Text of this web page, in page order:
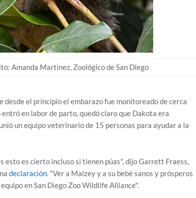
Amanda Martinez, Zoológico de San Diego
el principio el embarazo fue monitoreado de cerca
en labor de parto, quedó claro que Dakota era
un equipo veterinario de 15 personas para ayudar a la
esto es cierto incluso si tienen púas", dijo Garrett Fraess,
declaración. "Ver a Maizey y a su bebé sanos y prósperos
en San Diego Zoo Wildlife Alliance".